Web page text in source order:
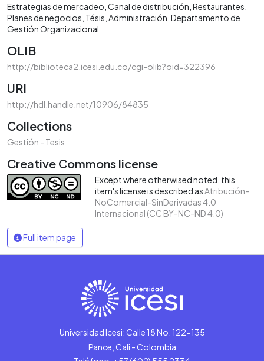
Estrategias de mercadeo Canal de distribución Restaurantes
Planes de negocios Tésis Administración Departamento de
Gestión Organizacional
OLIB
http://biblioteca2.icesi.edu.co/cgi-olib?oid=322396
URI
http://hdl.handle.net/10906/84835
Collections
Gestión - Tesis
Creative Commons license
Except where otherwised noted, this
item's license is described asAtribución-
NoComercial-SinDerivadas 4.0
Internacional (CC BY-NC-ND 4.0)
Full item page
Universidad Icesi: Calle 18 No. 122-135
Pance, Cali - Colombia